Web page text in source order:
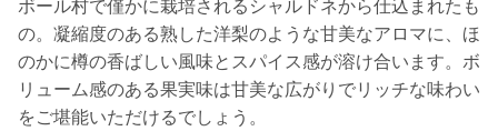
ボール村で僅かに栽培されるシャルドネから仕込まれたも
の。凝縮度のある熟した洋梨のような甘美なアロマに、ほ
のかに樽の香ばしい風味とスパイス感が溶け合います。ボ
リューム感のある果実味は甘美な広がりでリッチな味わい
をご堪能いただけるでしょう。